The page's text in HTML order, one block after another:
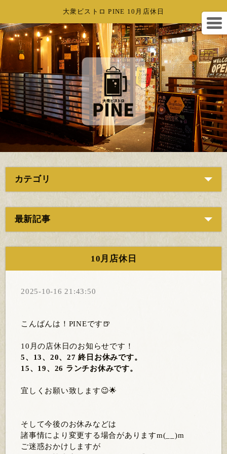
大衆ビストロ PINE 10月店休日
カテゴリ
最新記事
10月店休日
2025-10-16 21:43:50
こんばんは！PINEです🍺
10月の店休日のお知らせです！
5、13、20、27 終日お休みです。
15、19、26 ランチお休みです。
宜しくお願い致します😉🌟
そして今後のお休みなどは
諸事情により変更する場合がありますm(__)m
ご迷惑おかけしますが